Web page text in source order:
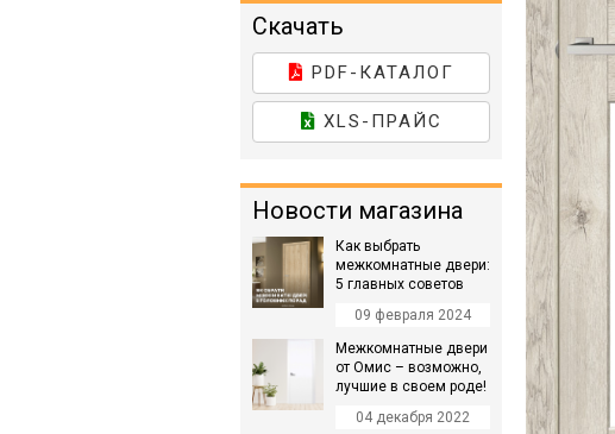
Скачать
PDF-КАТАЛОГ
XLS-ПРАЙС
Новости магазина
Как выбрать
межкомнатные двери:
5 главных советов
09 февраля 2024
Межкомнатные двери
от Омис – возможно,
лучшие в своем роде!
04 декабря 2022